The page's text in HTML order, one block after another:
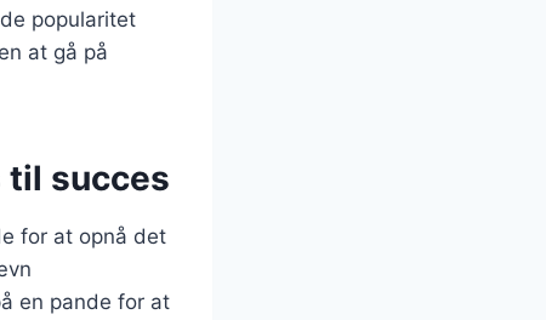
popularitet
at gå på
til succes
for at opnå det
en pande for at